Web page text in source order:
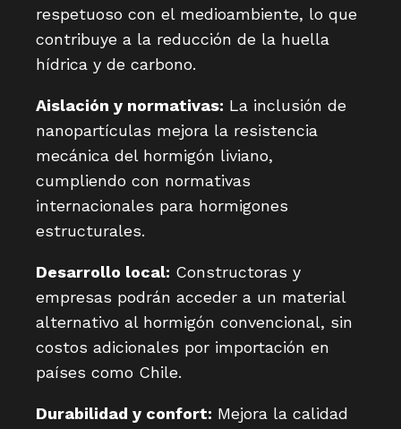
respetuoso con el medioambiente, lo que
contribuye a la reducción de la huella
hídrica y de carbono.
Aislación y normativas: La inclusión de
nanopartículas mejora la resistencia
mecánica del hormigón liviano,
cumpliendo con normativas
internacionales para hormigones
estructurales.
Desarrollo local: Constructoras y
empresas podrán acceder a un material
alternativo al hormigón convencional, sin
costos adicionales por importación en
países como Chile.
Durabilidad y confort: Mejora la calidad